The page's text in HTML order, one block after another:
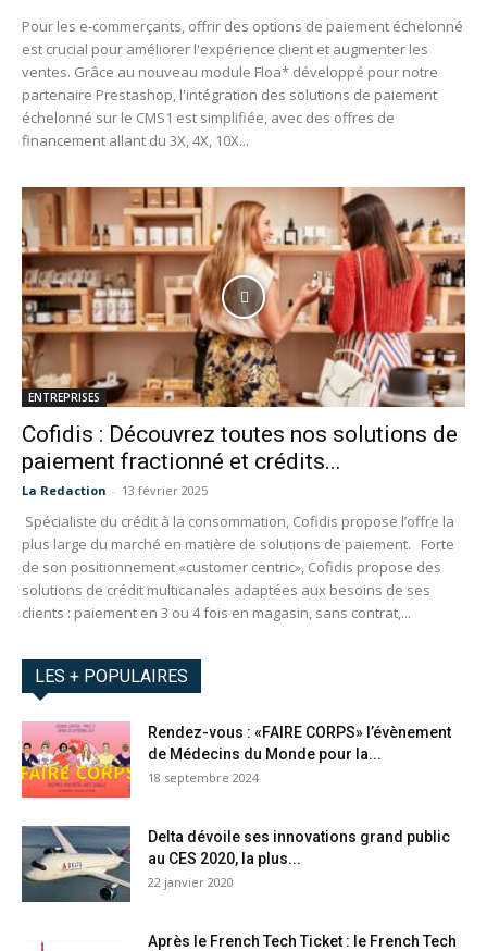
Pour les e-commerçants, offrir des options de paiement échelonné
est crucial pour améliorer l'expérience client et augmenter les
ventes. Grâce au nouveau module Floa* développé pour notre
partenaire Prestashop, l'intégration des solutions de paiement
échelonné sur le CMS1 est simplifiée, avec des offres de
financement allant du 3X, 4X, 10X...
ENTREPRISES
Cofidis : Découvrez toutes nos solutions de
paiement fractionné et crédits...
La Redaction - 13 février 2025
Spécialiste du crédit à la consommation, Cofidis propose l’offre la
plus large du marché en matière de solutions de paiement. Forte
de son positionnement «customer centric», Cofidis propose des
solutions de crédit multicanales adaptées aux besoins de ses
clients : paiement en 3 ou 4 fois en magasin, sans contrat,...
LES + POPULAIRES
Rendez-vous : «FAIRE CORPS» l’évènement
de Médecins du Monde pour la...
18 septembre 2024
Delta dévoile ses innovations grand public
au CES 2020, la plus...
22 janvier 2020
Après le French Tech Ticket : le French Tech